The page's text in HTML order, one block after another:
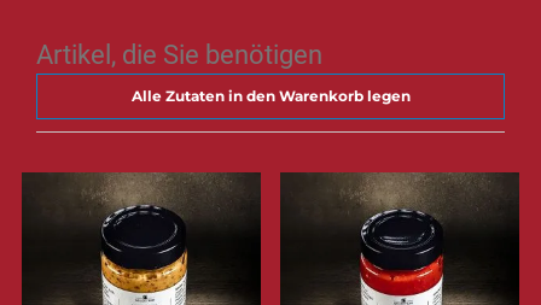
Artikel, die Sie benötigen
Alle Zutaten in den Warenkorb legen